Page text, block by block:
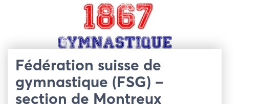
Fédération suisse de
gymnastique (FSG) –
section de Montreux